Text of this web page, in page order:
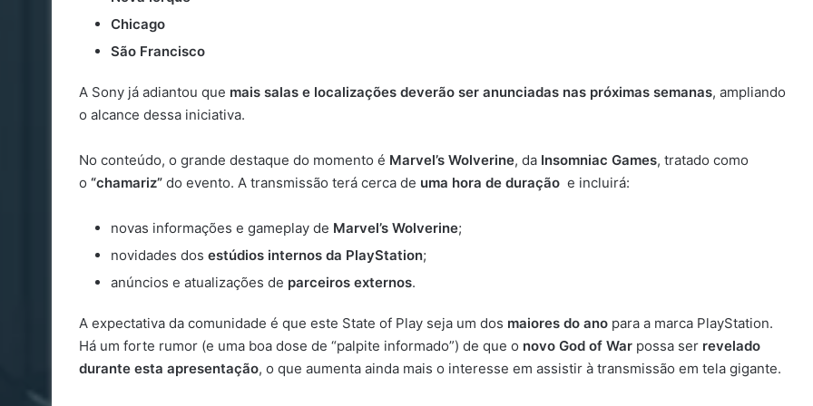
Chicago
São Francisco
A Sony já adiantou que mais salas e localizações deverão ser anunciadas nas próximas semanas, ampliando
o alcance dessa iniciativa.
No conteúdo, o grande destaque do momento é Marvel’s Wolverine, da Insomniac Games, tratado como
o “chamariz” do evento. A transmissão terá cerca de uma hora de duração e incluirá:
novas informações e gameplay de Marvel’s Wolverine;
novidades dos estúdios internos da PlayStation;
anúncios e atualizações de parceiros externos.
A expectativa da comunidade é que este State of Play seja um dos maiores do ano para a marca PlayStation.
Há um forte rumor (e uma boa dose de “palpite informado”) de que o novo God of War possa ser revelado
durante esta apresentação, o que aumenta ainda mais o interesse em assistir à transmissão em tela gigante.